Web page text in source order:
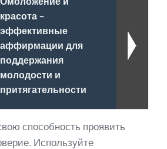
красота -
эффективные
аффирмации для
поддержания
молодости и
притягательности
способность проявить
Используйте